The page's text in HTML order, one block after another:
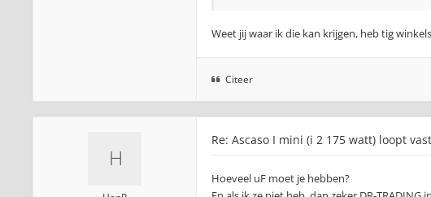
Weet jij waar ik die kan krijgen, heb tig
Citeer
Re: Ascaso I mini (i 2 175 watt) loopt vast
Hoeveel uF moet je hebben?